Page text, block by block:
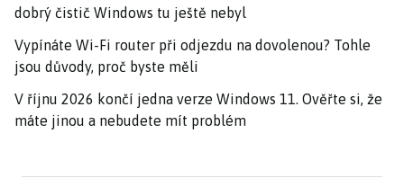
dobrý čistič Windows tu ještě nebyl
Vypínáte Wi-Fi router při odjezdu na dovolenou? Tohle
jsou důvody, proč byste měli
V říjnu 2026 končí jedna verze Windows 11. Ověřte si, že
máte jinou a nebudete mít problém